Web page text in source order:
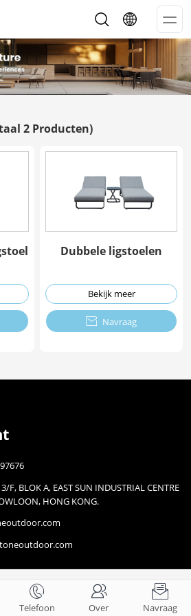
2 Producten)
Dubbele ligstoelen
Bekijk meer
 Navraag
F, BLOK A, EAST SUN INDUSTRIAL CENTRE
HONG KONG.

Telefoon

Over

Navraag